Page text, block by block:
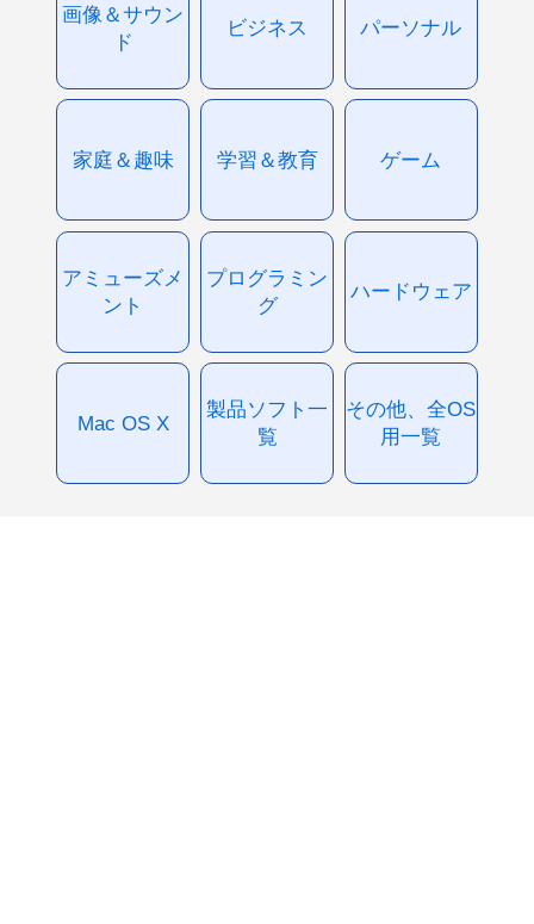
画像＆サウン
ド
ビジネス パーソナル
家庭＆趣味 学習＆教育 ゲーム
アミューズメ
ント
プログラミン
グ
ハードウェア
Mac OS X
製品ソフト一
覧
その他、全OS
用一覧